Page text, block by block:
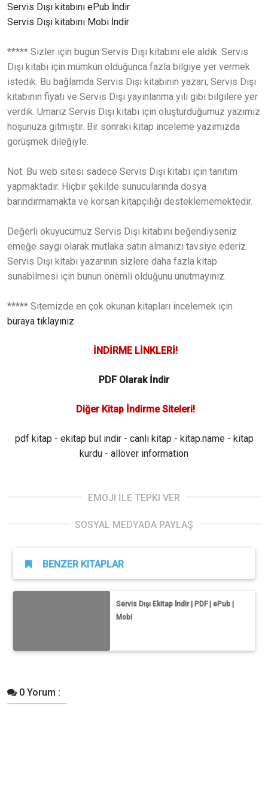
Servis Dışı kitabını ePub İndir
Servis Dışı kitabını Mobi İndir
***** Sizler için bugün Servis Dışı kitabını ele aldık. Servis
Dışı kitabı için mümkün olduğunca fazla bilgiye yer vermek
istedik. Bu bağlamda Servis Dışı kitabının yazarı, Servis Dışı
kitabının fiyatı ve Servis Dışı yayınlanma yılı gibi bilgilere yer
verdik. Umarız Servis Dışı kitabı için oluşturduğumuz yazımız
hoşunuza gitmiştir. Bir sonraki kitap inceleme yazımızda
görüşmek dileğiyle.
Not: Bu web sitesi sadece Servis Dışı kitabı için tanıtım
yapmaktadır. Hiçbir şekilde sunucularında dosya
barındırmamakta ve korsan kitapçılığı desteklememektedir.
Değerli okuyucumuz Servis Dışı kitabını beğendiyseniz
emeğe saygı olarak mutlaka satın almanızı tavsiye ederiz.
Servis Dışı kitabı yazarının sizlere daha fazla kitap
sunabilmesi için bunun önemli olduğunu unutmayınız.
***** Sitemizde en çok okunan kitapları incelemek için
buraya tıklayınız
İNDİRME LİNKLERİ!
PDF Olarak İndir
Diğer Kitap İndirme Siteleri!
pdf kitap - ekitap bul indir- canlı kitap - kitap.name- kitap
kurdu - allover information
EMOJI İLE TEPKI VER
SOSYAL MEDYADA PAYLAŞ
BENZER KITAPLAR
Servis Dışı Ekitap İndir | PDF | ePub |
Mobi
0 Yorum :